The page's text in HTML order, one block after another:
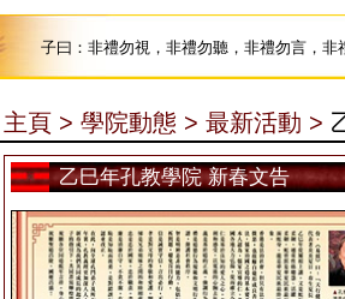
子曰：非禮勿視，非禮勿聽，非禮勿言，非
主頁 > 學院動態 > 最新活動 >
乙巳年孔教學院 新春文告